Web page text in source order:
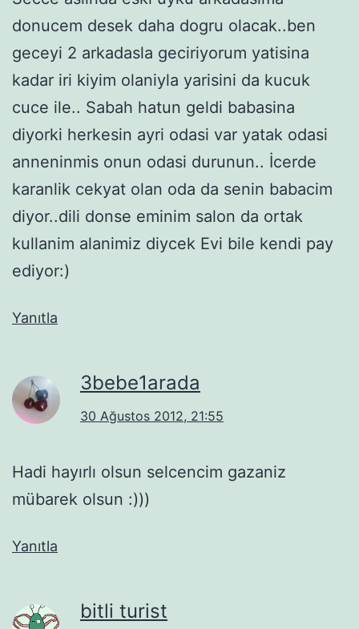
donucem desek daha dogru olacak..ben
geceyi 2 arkadasla geciriyorum yatisina
kadar iri kiyim olaniyla yarisini da kucuk
cuce ile.. Sabah hatun geldi babasina
diyorki herkesin ayri odasi var yatak odasi
anneninmis onun odasi durunun.. İcerde
karanlik cekyat olan oda da senin babacim
diyor..dili donse eminim salon da ortak
kullanim alanimiz diycek Evi bile kendi pay
ediyor:)
Yanıtla
3bebe1arada
30 Ağustos 2012, 21:55
Hadi hayırlı olsun selcencim gazaniz
mübarek olsun :)))
Yanıtla
bitli turist